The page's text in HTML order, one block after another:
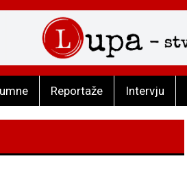
Reportaže Intervju